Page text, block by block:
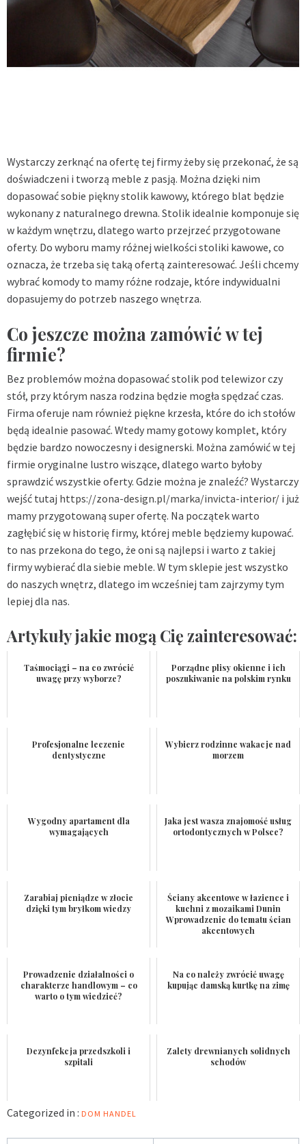
Wystarczy zerknąć na ofertę tej firmy żeby się przekonać, że są
doświadczeni i tworzą meble z pasją. Można dzięki nim
dopasować sobie piękny stolik kawowy, którego blat będzie
wykonany z naturalnego drewna. Stolik idealnie komponuje się
w każdym wnętrzu, dlatego warto przejrzeć przygotowane
oferty. Do wyboru mamy różnej wielkości stoliki kawowe, co
oznacza, że trzeba się taką ofertą zainteresować. Jeśli chcemy
wybrać komody to mamy różne rodzaje, które indywidualni
dopasujemy do potrzeb naszego wnętrza.
Co jeszcze można zamówić w tej
firmie?
Bez problemów można dopasować stolik pod telewizor czy
stół, przy którym nasza rodzina będzie mogła spędzać czas.
Firma oferuje nam również piękne krzesła, które do ich stołów
będą idealnie pasować. Wtedy mamy gotowy komplet, który
będzie bardzo nowoczesny i designerski. Można zamówić w tej
firmie oryginalne lustro wiszące, dlatego warto byłoby
sprawdzić wszystkie oferty. Gdzie można je znaleźć? Wystarczy
wejść tutaj https://zona-design.pl/marka/invicta-interior/ i już
mamy przygotowaną super ofertę. Na początek warto
zagłębić się w historię firmy, której meble będziemy kupować.
to nas przekona do tego, że oni są najlepsi i warto z takiej
firmy wybierać dla siebie meble. W tym sklepie jest wszystko
do naszych wnętrz, dlatego im wcześniej tam zajrzymy tym
lepiej dla nas.
Artykuły jakie mogą Cię zainteresować:
Taśmociągi – na co zwrócić
uwagę przy wyborze?
Porządne plisy okienne i ich
poszukiwanie na polskim rynku
Profesjonalne leczenie
dentystyczne
Wybierz rodzinne wakacje nad
morzem
Wygodny apartament dla
wymagających
Jaka jest wasza znajomość usług
ortodontycznych w Polsce?
Zarabiaj pieniądze w złocie
dzięki tym bryłkom wiedzy
Ściany akcentowe w łazience i
kuchni z mozaikami Dunin
Wprowadzenie do tematu ścian
akcentowych
Prowadzenie działalności o
charakterze handlowym – co
warto o tym wiedzieć?
Na co należy zwrócić uwagę
kupując damską kurtkę na zimę
Dezynfekcja przedszkoli i
szpitali
Zalety drewnianych solidnych
schodów
Categorized in : DOM HANDEL